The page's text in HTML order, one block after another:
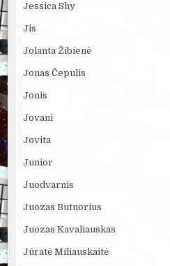
Jessica Shy
Jis
Jolanta Žibienė
Jonas Čepulis
Jonis
Jovani
Jovita
Junior
Juodvarnis
Juozas Butnorius
Juozas Kavaliauskas
Jūratė Miliauskaitė